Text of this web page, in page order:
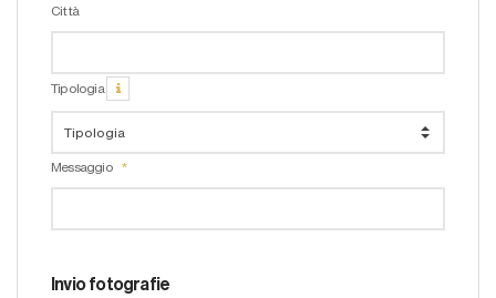
Città
Tipologia
Messaggio
Invio fotografie